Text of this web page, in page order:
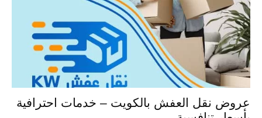
عروض نقل العفش بالكويت – خدمات احترافية